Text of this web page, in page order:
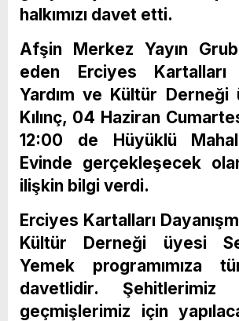
halkımızı davet etti.
Afşin Merkez Yayın
eden Erciyes Kartalları
Yardım ve Kültür
Kılınç, 04 Haziran
12:00 de Hüyüklü
Evinde gerçekleşecek
ilişkin bilgi verdi.
Erciyes Kartalları
Kültür Derneği üyesi
Yemek programımıza
davetlidir.
geçmişlerimiz için